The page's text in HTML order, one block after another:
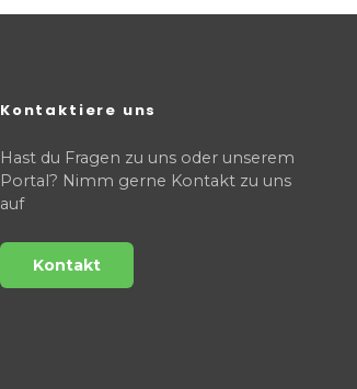
Kontaktiere uns
Hast du Fragen zu uns oder unserem
Portal? Nimm gerne Kontakt zu uns
auf
Kontakt